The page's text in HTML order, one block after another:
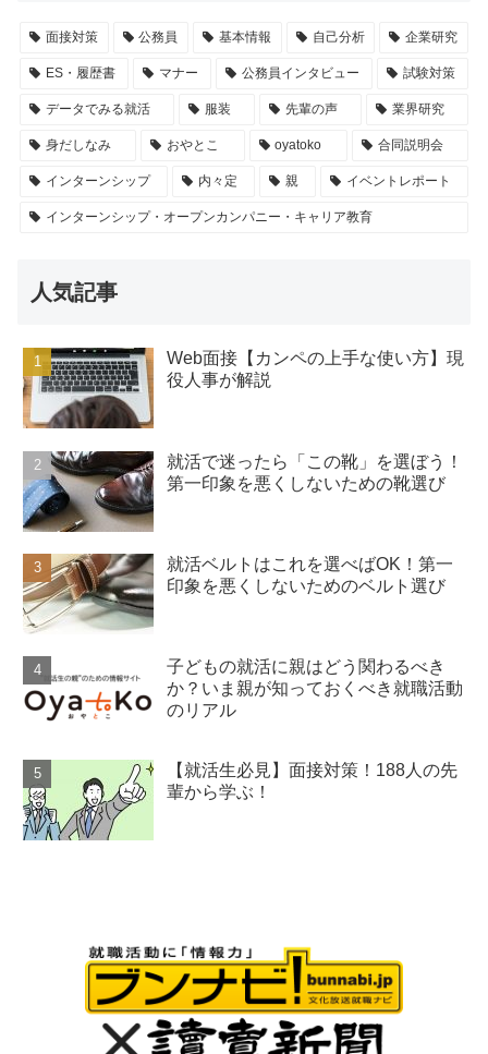
面接対策 公務員 基本情報 自己分析 企業研究
ES・履歴書 マナー 公務員インタビュー 試験対策
データでみる就活 服装 先輩の声 業界研究
身だしなみ おやとこ oyatoko 合同説明会
インターンシップ 内々定 親 イベントレポート
インターンシップ・オープンカンパニー・キャリア教育
人気記事
Web面接【カンペの上手な使い方】現
役人事が解説
就活で迷ったら「この靴」を選ぼう！
第一印象を悪くしないための靴選び
就活ベルトはこれを選べばOK！第一
印象を悪くしないためのベルト選び
子どもの就活に親はどう関わるべき
か？いま親が知っておくべき就職活動
のリアル
【就活生必見】面接対策！188人の先
輩から学ぶ！